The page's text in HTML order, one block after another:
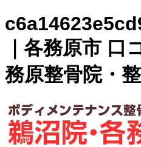
｜各務原市 口
務原整骨院・